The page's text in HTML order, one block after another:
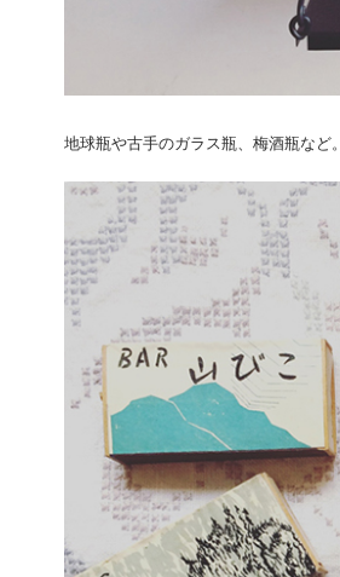
地球瓶や古手のガラス瓶、梅酒瓶など。